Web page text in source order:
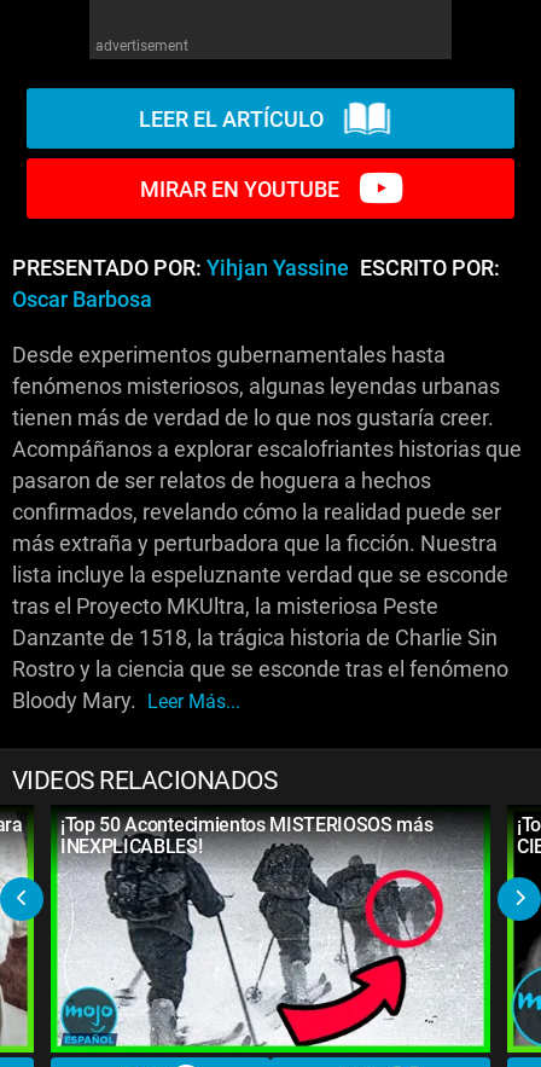
advertisement
LEER EL ARTÍCULO
MIRAR EN YOUTUBE
PRESENTADO POR: Yihjan Yassine
ESCRITO POR:
Oscar Barbosa
Desde experimentos gubernamentales hasta
fenómenos misteriosos, algunas leyendas urbanas
tienen más de verdad de lo que nos gustaría creer.
Acompáñanos a explorar escalofriantes historias que
pasaron de ser relatos de hoguera a hechos
confirmados, revelando cómo la realidad puede ser
más extraña y perturbadora que la ficción. Nuestra
lista incluye la espeluznante verdad que se esconde
tras el Proyecto MKUltra, la misteriosa Peste
Danzante de 1518, la trágica historia de Charlie Sin
Rostro y la ciencia que se esconde tras el fenómeno
Bloody Mary. Leer Más...
VIDEOS RELACIONADOS
¡Top 50 Acontecimientos MISTERIOSOS más
INEXPLICABLES!